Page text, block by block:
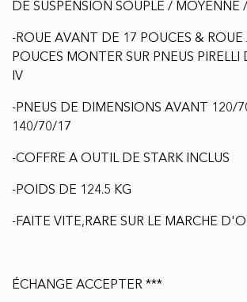
DE SUSPENSION SOUPLE / MOYENNE
-ROUE AVANT DE 17 POUCES & ROUE
POUCES MONTER SUR PNEUS PIRELLI
IV
-PNEUS DE DIMENSIONS AVANT 120/
140/70/17
-COFFRE A OUTIL DE STARK INCLUS
-POIDS DE 124.5 KG
-FAITE VITE,RARE SUR LE MARCHE
ÉCHANGE ACCEPTER ***